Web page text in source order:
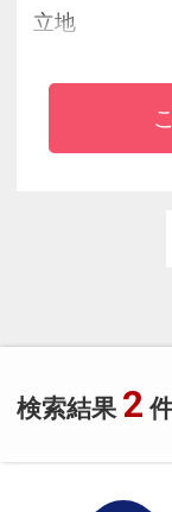
検索結果 2
立地
函館市内の
地へのアクセ
客室は全室
ストランや
浴場、わん